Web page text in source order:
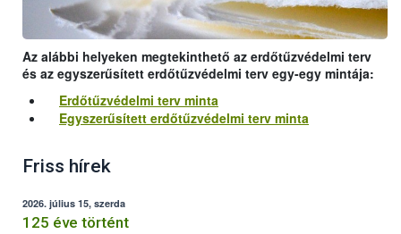
Az alábbi helyeken megtekinthető az erdőtűzvédelmi terv
és az egyszerűsített erdőtűzvédelmi terv egy-egy mintája:
Erdőtűzvédelmi terv minta
Egyszerűsített erdőtűzvédelmi terv minta
Friss hírek
2026. július 15, szerda
125 éve történt